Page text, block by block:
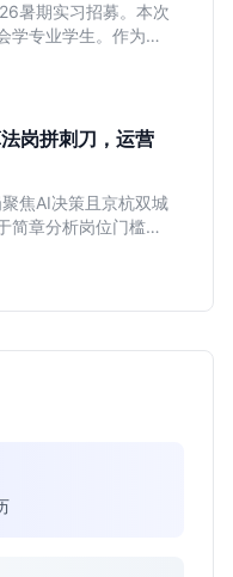
暑期实习招募。本次
学专业学生。作为深
供独立发稿机会与
岗拼刺刀，运营
焦AI决策且京杭双城
简章分析岗位门槛、
是否值得投递。